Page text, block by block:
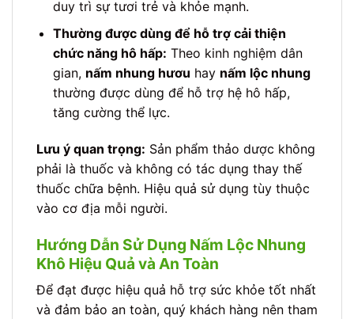
duy trì sự tươi trẻ và khỏe mạnh.
Thường được dùng để hỗ trợ cải thiện
chức năng hô hấp: Theo kinh nghiệm dân
gian, nấm nhung hươu hay nấm lộc nhung
thường được dùng để hỗ trợ hệ hô hấp,
tăng cường thể lực.
Lưu ý quan trọng: Sản phẩm thảo dược không
phải là thuốc và không có tác dụng thay thế
thuốc chữa bệnh. Hiệu quả sử dụng tùy thuộc
vào cơ địa mỗi người.
Hướng Dẫn Sử Dụng Nấm Lộc Nhung
Khô Hiệu Quả và An Toàn
Để đạt được hiệu quả hỗ trợ sức khỏe tốt nhất
và đảm bảo an toàn, quý khách hàng nên tham